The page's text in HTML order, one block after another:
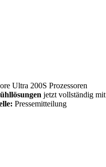
Ultra 200S Prozessoren
jetzt vollständig mit
Pressemitteilung